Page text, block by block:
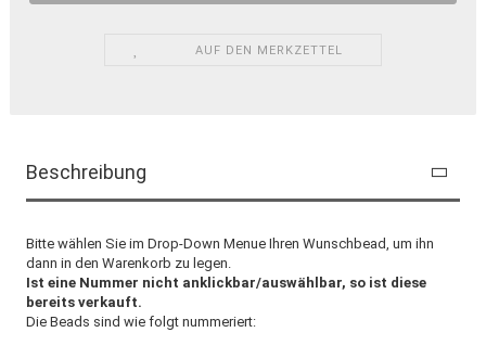
AUF DEN MERKZETTEL
Beschreibung
Bitte wählen Sie im Drop-Down Menue Ihren Wunschbead, um ihn
dann in den Warenkorb zu legen.
Ist eine Nummer nicht anklickbar/auswählbar, so ist diese
bereits verkauft.
Die Beads sind wie folgt nummeriert: